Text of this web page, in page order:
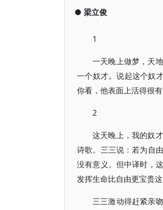
● 梁立俊
1
一天晚上做梦，天
一个奴才。说起这个奴
你看，他表面上活得很
2
这天晚上，我的奴
诗歌。三三说：若为自
没有意义。但中译时，
发挥生命比自由更宝贵
三三激动得赶紧亲